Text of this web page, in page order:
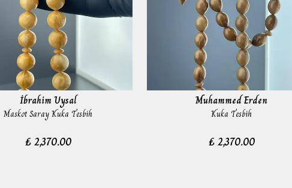
İbrahim Uysal
Maskot Saray Kuka Tesbih
₺ 2,370.00
Muhammed Erden
Kuka Tesbih
₺ 2,370.00